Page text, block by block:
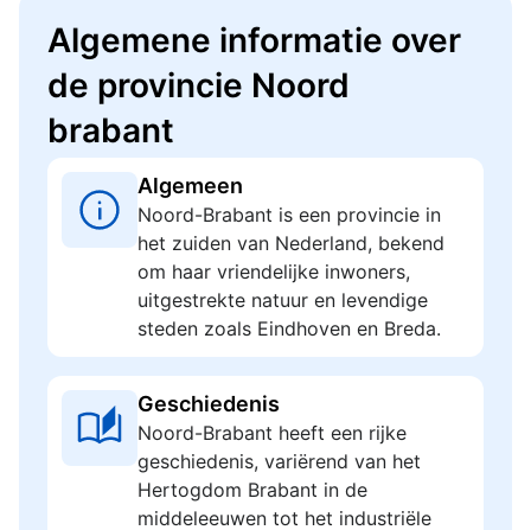
Algemene informatie over
de provincie Noord
brabant
Algemeen
Noord-Brabant is een provincie in
het zuiden van Nederland, bekend
om haar vriendelijke inwoners,
uitgestrekte natuur en levendige
steden zoals Eindhoven en Breda.
Geschiedenis
Noord-Brabant heeft een rijke
geschiedenis, variërend van het
Hertogdom Brabant in de
middeleeuwen tot het industriële